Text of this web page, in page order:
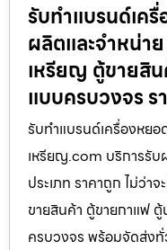
รับทำแบรนด์เค
ผลิตและจำหน่า
เหรียญ ตู้ขายสิ
แบบครบวงจร ร
รับทำแบรนด์เครื่องหย
เหรียญ.com บริการรับ
ประเภท ราคาถูก ไม่ว่า
ขายสินค้า ตู้ขายกาแฟ
ครบวงจร พร้อมจัดส่งทั่